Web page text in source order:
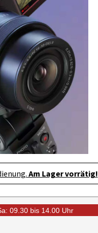
Am Lager vorrätig!
09.30 bis 14.00 Uhr